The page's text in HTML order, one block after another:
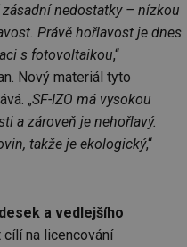
nedostatky – nízkou
Právě hořlavost je dnes
s fotovoltaikou,“
Nový materiál tyto
„SF-IZO má vysokou
a zároveň je nehořlavý.
takže je ekologický,“
a vedlejšího
cílí na licencování